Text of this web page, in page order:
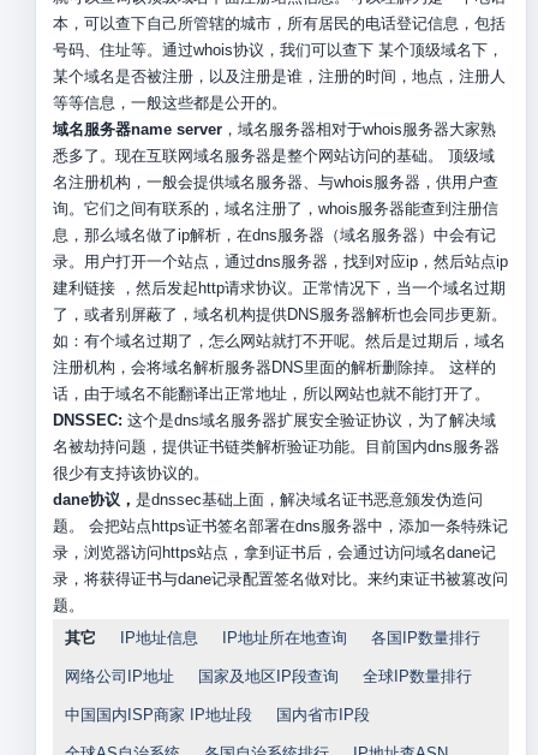
本，可以查下自己所管辖的城市，所有居民的电话登记信息，包括
号码、住址等。通过whois协议，我们可以查下 某个顶级域名下，
某个域名是否被注册，以及注册是谁，注册的时间，地点，注册人
等等信息，一般这些都是公开的。
域名服务器name server，域名服务器相对于whois服务器大家熟
悉多了。现在互联网域名服务器是整个网站访问的基础。 顶级域
名注册机构，一般会提供域名服务器、与whois服务器，供用户查
询。它们之间有联系的，域名注册了，whois服务器能查到注册信
息，那么域名做了ip解析，在dns服务器（域名服务器）中会有记
录。用户打开一个站点，通过dns服务器，找到对应ip，然后站点ip
建利链接 ，然后发起http请求协议。正常情况下，当一个域名过期
了，或者别屏蔽了，域名机构提供DNS服务器解析也会同步更新。
如：有个域名过期了，怎么网站就打不开呢。然后是过期后，域名
注册机构，会将域名解析服务器DNS里面的解析删除掉。 这样的
话，由于域名不能翻译出正常地址，所以网站也就不能打开了。
DNSSEC: 这个是dns域名服务器扩展安全验证协议，为了解决域
名被劫持问题，提供证书链类解析验证功能。目前国内dns服务器
很少有支持该协议的。
dane协议， 是dnssec基础上面，解决域名证书恶意颁发伪造问
题。 会把站点https证书签名部署在dns服务器中，添加一条特殊记
录，浏览器访问https站点，拿到证书后，会通过访问域名dane记
录，将获得证书与dane记录配置签名做对比。来约束证书被篡改问
题。
其它
IP地址信息 IP地址所在地查询 各国IP数量排行
网络公司IP地址 国家及地区IP段查询 全球IP数量排行
中国国内ISP商家 IP地址段 国内省市IP段